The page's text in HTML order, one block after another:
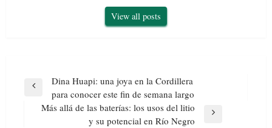
View all posts
Navegación
entradas
Previous
Dina Huapi: una joya en la Cordillera
para conocer este fin de semana largo
Más allá de las baterías: los usos del litio
y su potencial en Río Negro